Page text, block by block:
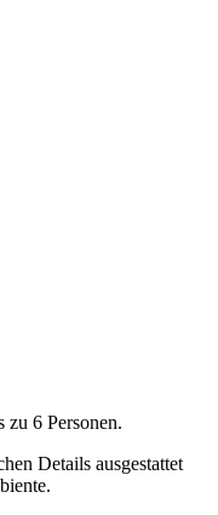
6 Personen.
Details ausgestattet